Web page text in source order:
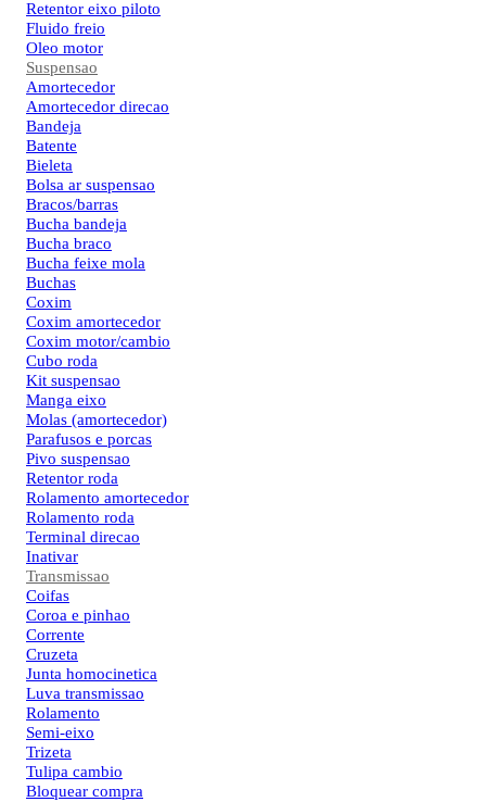
Retentor eixo piloto
Fluido freio
Oleo motor
Suspensao
Amortecedor
Amortecedor direcao
Bandeja
Batente
Bieleta
Bolsa ar suspensao
Bracos/barras
Bucha bandeja
Bucha braco
Bucha feixe mola
Buchas
Coxim
Coxim amortecedor
Coxim motor/cambio
Cubo roda
Kit suspensao
Manga eixo
Molas (amortecedor)
Parafusos e porcas
Pivo suspensao
Retentor roda
Rolamento amortecedor
Rolamento roda
Terminal direcao
Inativar
Transmissao
Coifas
Coroa e pinhao
Corrente
Cruzeta
Junta homocinetica
Luva transmissao
Rolamento
Semi-eixo
Trizeta
Tulipa cambio
Bloquear compra